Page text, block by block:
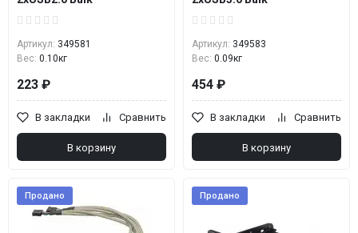
Артикул: 349581
Вес: 0.10кг
223 ₽
В закладки Сравнить
В корзину
Артикул: 349583
Вес: 0.09кг
454 ₽
В закладки Сравнить
В корзину
Продано Продано